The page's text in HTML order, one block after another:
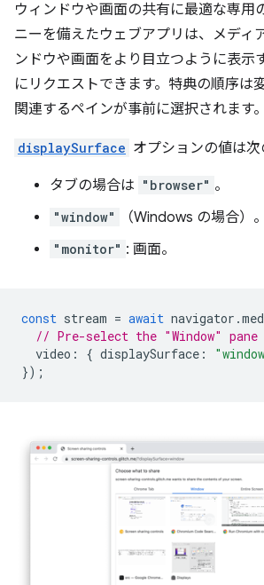
ウィンドウや画面の共有に最適な専用
ニーを備えたウェブアプリは、メディ
ンドウや画面をより目立つように表示
にリクエストできます。特典の順序は
関連するペインが事前に選択されます。
displaySurface オプションの値は次
タブの場合は "browser" 。
"window" （Windows の場合）。
"monitor" : 画面。
const stream = await navigator .
// Pre-select the "Window"
video : { displaySurface :
});